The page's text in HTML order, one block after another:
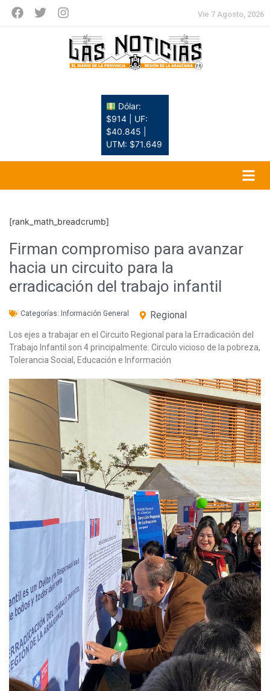
Vie 7 Agosto, 2026
Dólar:
$914 | UF:
$40.845 |
UTM: $71.649
[rank_math_breadcrumb]
Firman compromiso para avanzar
hacia un circuito para la
erradicación del trabajo infantil
Categorías: Información General Regional
Los ejes a trabajar en el Circuito Regional para la Erradicación del
Trabajo Infantil son 4 principalmente: Circulo vicioso de la pobreza,
Tolerancia Social, Educación e Información